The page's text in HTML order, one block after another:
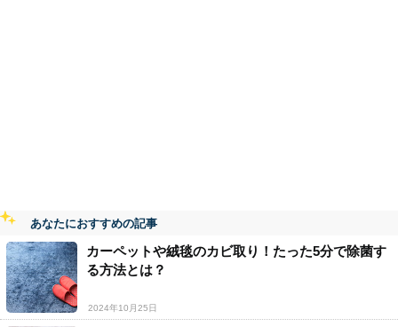
あなたにおすすめの記事
カーペットや絨毯のカビ取り！たった5分で除菌す
る方法とは？
2024年10月25日